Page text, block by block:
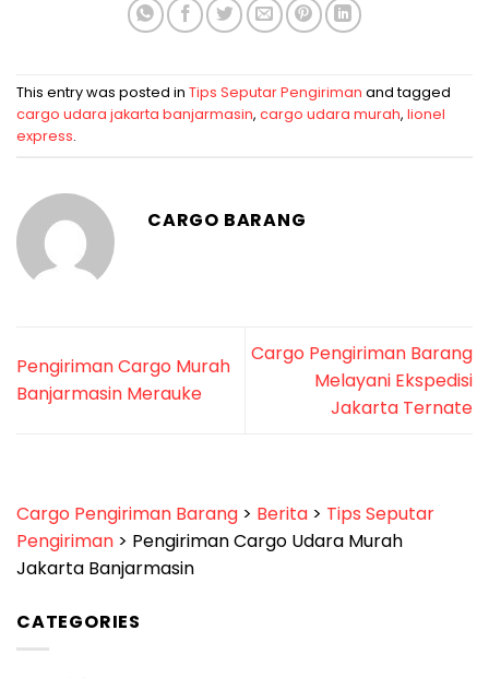
This entry was posted in Tips Seputar Pengiriman and tagged
cargo udara jakarta banjarmasin, cargo udara murah, lionel
express.
CARGO BARANG
Pengiriman Cargo Murah
Banjarmasin Merauke
Cargo Pengiriman Barang
Melayani Ekspedisi
Jakarta Ternate
Cargo Pengiriman Barang > Berita > Tips Seputar
Pengiriman > Pengiriman Cargo Udara Murah
Jakarta Banjarmasin
CATEGORIES